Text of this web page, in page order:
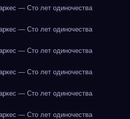
— Сто лет одиночества
— Сто лет одиночества
— Сто лет одиночества
— Сто лет одиночества
— Сто лет одиночества
— Сто лет одиночества